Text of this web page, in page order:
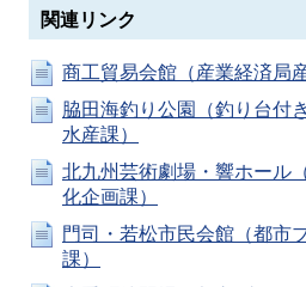
関連リンク
商工貿易会館（産業経済局
脇田海釣り公園（釣り台付
水産課）
北九州芸術劇場・響ホール
化企画課）
門司・若松市民会館（都市
課）